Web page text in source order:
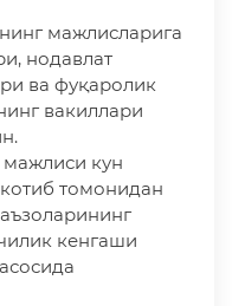
мажлисларига
нодавлат
ва фуқаролик
вакиллари
кун
томонидан
кенгаши